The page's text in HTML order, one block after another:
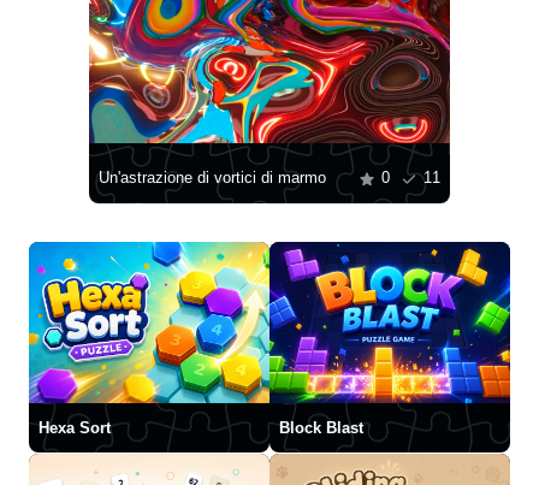
Un'astrazione di vortici di marmo 0 11
Hexa Sort Block Blast